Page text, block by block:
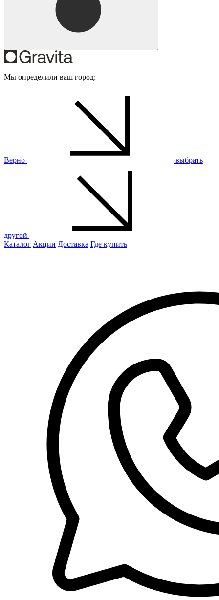
Мы определили ваш город:
Верно выбрать
другой
Каталог Акции Доставка Где купить